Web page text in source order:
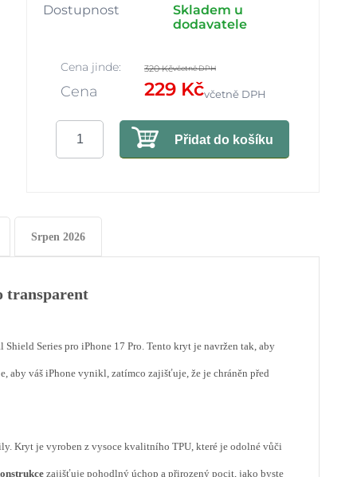
Dostupnost
Skladem u
dodavatele
Cena jinde: 320 Kčvčetně DPH
Cena 229 Kčvčetně DPH
Přidat do košíku
Srpen 2026
transparent
Series pro iPhone 17 Pro. Tento kryt je navržen tak, aby
aby váš iPhone vynikl, zatímco zajišťuje, že je chráněn před
Kryt je vyroben z vysoce kvalitního TPU, které je odolné vůči
zajišťuje pohodlný úchop a přirozený pocit, jako byste